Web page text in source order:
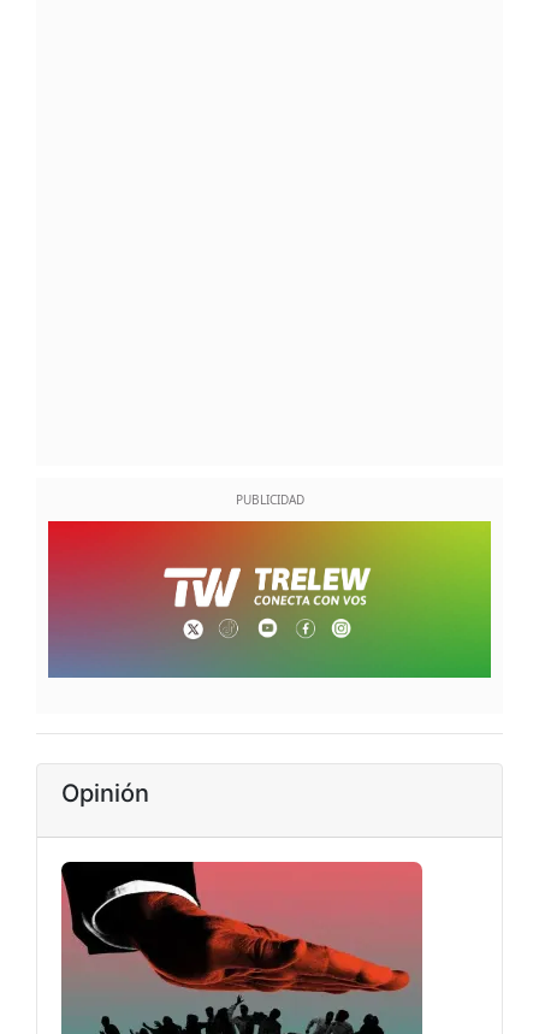
Opinión